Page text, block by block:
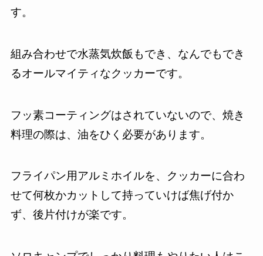
す。
組み合わせで水蒸気炊飯もでき、なんでもでき
るオールマイティなクッカーです。
フッ素コーティングはされていないので、焼き
料理の際は、油をひく必要があります。
フライパン用アルミホイルを、クッカーに合わ
せて何枚かカットして持っていけば焦げ付か
ず、後片付けが楽です。